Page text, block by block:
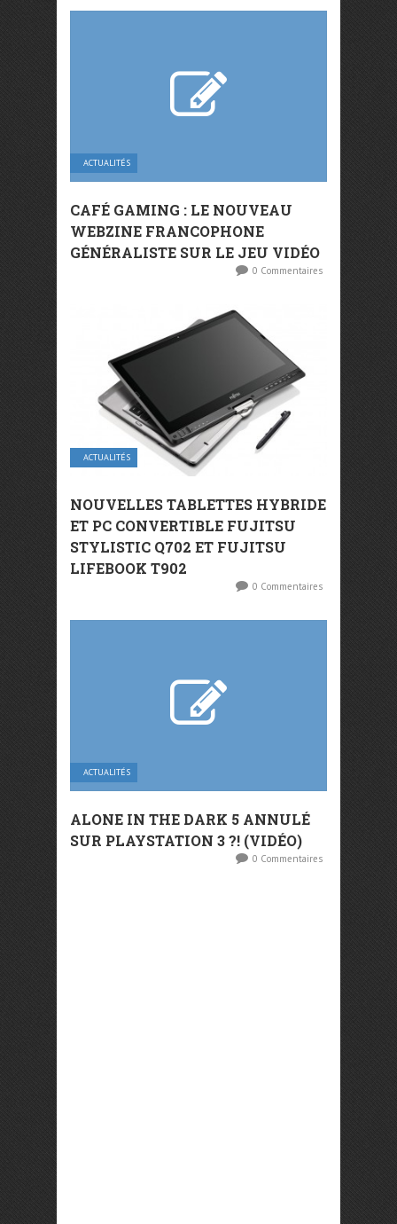
ACTUALITÉS
CAFÉ GAMING : LE NOUVEAU
WEBZINE FRANCOPHONE
GÉNÉRALISTE SUR LE JEU VIDÉO
0 Commentaires
ACTUALITÉS
NOUVELLES TABLETTES HYBRIDE
ET PC CONVERTIBLE FUJITSU
STYLISTIC Q702 ET FUJITSU
LIFEBOOK T902
0 Commentaires
ACTUALITÉS
ALONE IN THE DARK 5 ANNULÉ
SUR PLAYSTATION 3 ?! (VIDÉO)
0 Commentaires